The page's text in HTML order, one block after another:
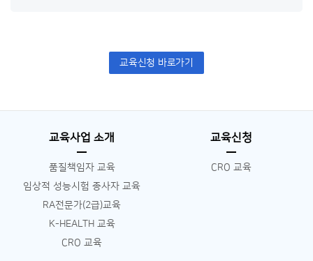
교육신청 바로가기
교육사업 소개
품질책임자 교육
임상적 성능시험 종사자 교육
RA전문가(2급)교육
K-HEALTH 교육
CRO 교육
교육신청
CRO 교육